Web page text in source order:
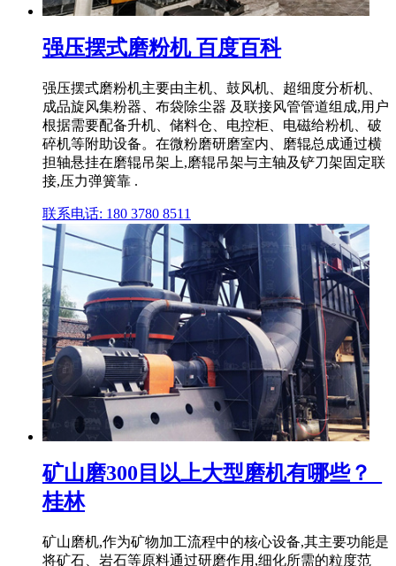
强压摆式磨粉机 百度百科
强压摆式磨粉机主要由主机、鼓风机、超细度分析机、
成品旋风集粉器、布袋除尘器 及联接风管管道组成,用户
根据需要配备升机、储料仓、电控柜、电磁给粉机、破
碎机等附助设备。在微粉磨研磨室内、磨辊总成通过横
担轴悬挂在磨辊吊架上,磨辊吊架与主轴及铲刀架固定联
接,压力弹簧靠 .
联系电话: 180 3780 8511
矿山磨300目以上大型磨机有哪些？_
桂林
矿山磨机,作为矿物加工流程中的核心设备,其主要功能是
将矿石、岩石等原料通过研磨作用,细化所需的粒度范